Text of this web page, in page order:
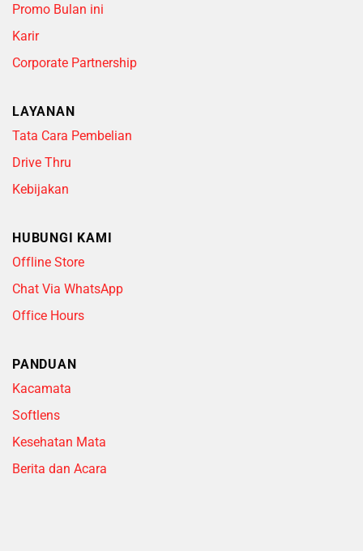
Promo Bulan ini
Karir
Corporate Partnership
LAYANAN
Tata Cara Pembelian
Drive Thru
Kebijakan
HUBUNGI KAMI
Offline Store
Chat Via WhatsApp
Office Hours
PANDUAN
Kacamata
Softlens
Kesehatan Mata
Berita dan Acara